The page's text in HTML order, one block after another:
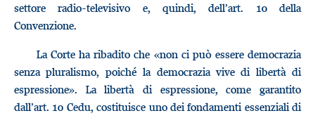
settore radio-televisivo e, quindi, dell’art. 10 della
Convenzione.
La Corte ha ribadito che «non ci può essere democrazia
senza pluralismo, poiché la democrazia vive di libertà di
espressione». La libertà di espressione, come garantito
dall’art. 10 Cedu, costituisce uno dei fondamenti essenziali di